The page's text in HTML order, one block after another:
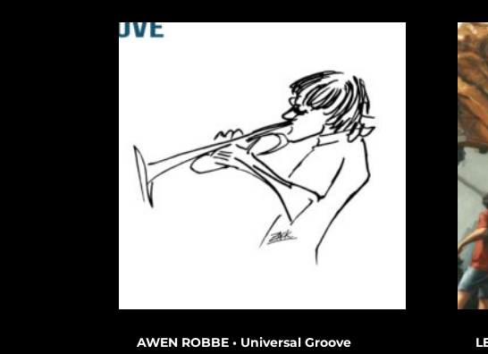
AWEN ROBBE • Universal Groove